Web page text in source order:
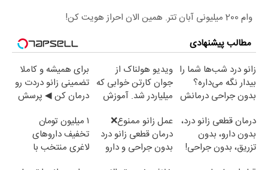
وام 200 میلیونی آبان تتر. همین الان احراز هویت کن!
مطالب پیشنهادی
زانو درد شب‌ها شما را
بیدار نگه می‌داره؟
بدون جراحی درمانش
ویدیو هولناک از
جوان کارتن خوابی که
میلیاردر شد. آموزش
برای همیشه و کاملا
تضمینی زانو دردت رو
درمان کن ◀ پرسش
درمان قطعی زانو درد،
بدون دارو، بدون
تزریق، بدون جراحی!
عمل زانو ممنوع❌
درمان قطعی زانو درد
بدون جراحی و دارو
۱ میلیون تومان
تخفیف داروهای
لاغری منتخب با